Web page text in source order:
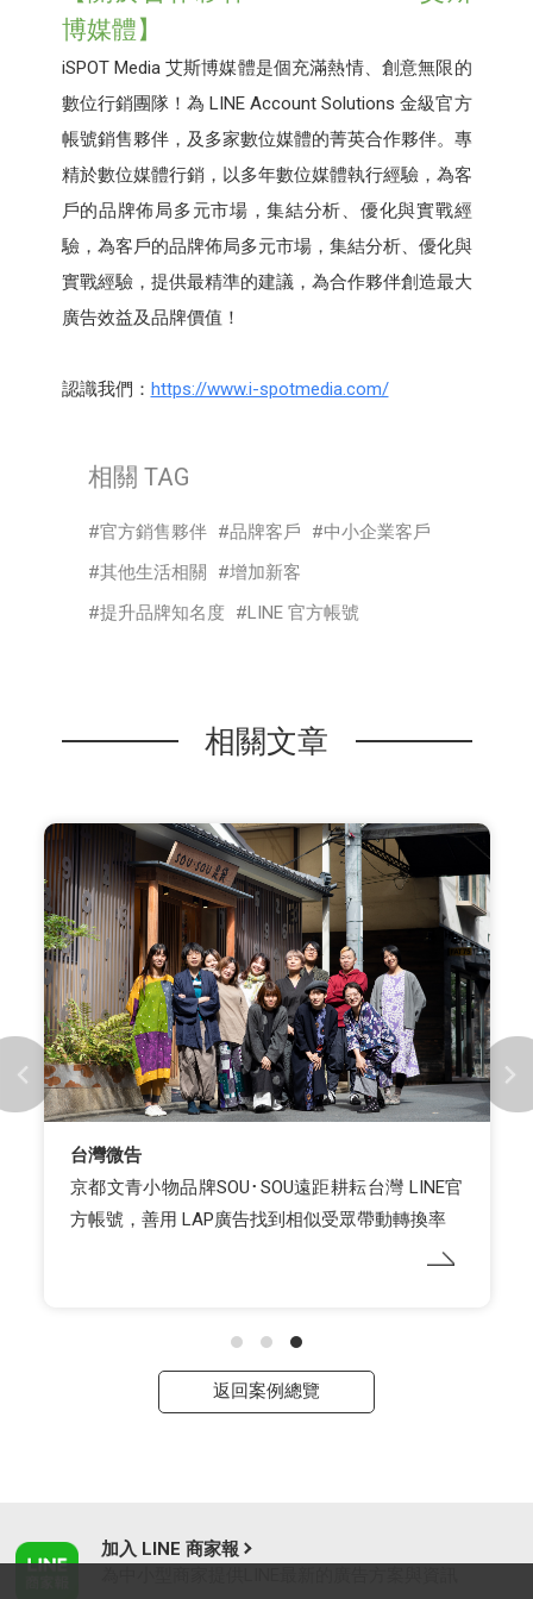
博媒體】
iSPOT Media 艾斯博媒體是個充滿熱情、創意無限的
數位行銷團隊！為 LINE Account Solutions 金級官方
帳號銷售夥伴，及多家數位媒體的菁英合作夥伴。專
精於數位媒體行銷，以多年數位媒體執行經驗，為客
戶的品牌佈局多元市場，集結分析、優化與實戰經
驗，為客戶的品牌佈局多元市場，集結分析、優化與
實戰經驗，提供最精準的建議，為合作夥伴創造最大
廣告效益及品牌價值！
認識我們： https://www.i-spotmedia.com/
相關 TAG
官方銷售夥伴 品牌客戶
中小企業客戶
其他生活相關
增加新客
提升品牌知名度
LINE 官方帳號
相關文章
台灣微告
京都文青小物品牌SOU･SOU遠距耕耘台灣 LINE官
方帳號，善用 LAP廣告找到相似受眾帶動轉換率
返回案例總覽
加入 LINE 商家報